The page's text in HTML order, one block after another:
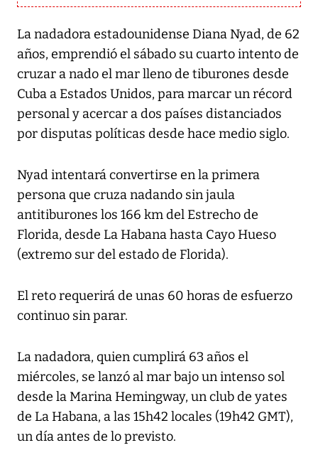
La nadadora estadounidense Diana Nyad, de 62
años, emprendió el sábado su cuarto intento de
cruzar a nado el mar lleno de tiburones desde
Cuba a Estados Unidos, para marcar un récord
personal y acercar a dos países distanciados
por disputas políticas desde hace medio siglo.
Nyad intentará convertirse en la primera
persona que cruza nadando sin jaula
antitiburones los 166 km del Estrecho de
Florida, desde La Habana hasta Cayo Hueso
(extremo sur del estado de Florida).
El reto requerirá de unas 60 horas de esfuerzo
continuo sin parar.
La nadadora, quien cumplirá 63 años el
miércoles, se lanzó al mar bajo un intenso sol
desde la Marina Hemingway, un club de yates
de La Habana, a las 15h42 locales (19h42 GMT),
un día antes de lo previsto.